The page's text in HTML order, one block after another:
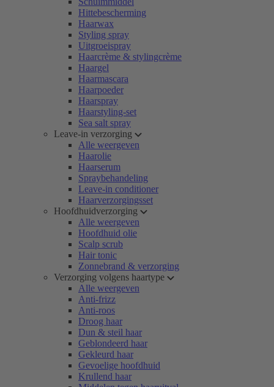
Hittebescherming
Haarwax
Styling spray
Uitgroeispray
Haarcrème & stylingcrème
Haargel
Haarmascara
Haarpoeder
Haarspray
Haarstyling-set
Sea salt spray
Leave-in verzorging
Alle weergeven
Haarolie
Haarserum
Spraybehandeling
Leave-in conditioner
Haarverzorgingsset
Hoofdhuidverzorging
Alle weergeven
Hoofdhuid olie
Scalp scrub
Hair tonic
Zonnebrand & verzorging
Verzorging volgens haartype
Alle weergeven
Anti-frizz
Anti-roos
Droog haar
Dun & steil haar
Geblondeerd haar
Gekleurd haar
Gevoelige hoofdhuid
Krullend haar